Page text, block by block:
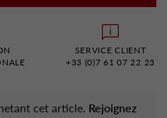
SERVICE CLIENT
+33 (0)7 61 07 22 23
cet article. Rejoignez